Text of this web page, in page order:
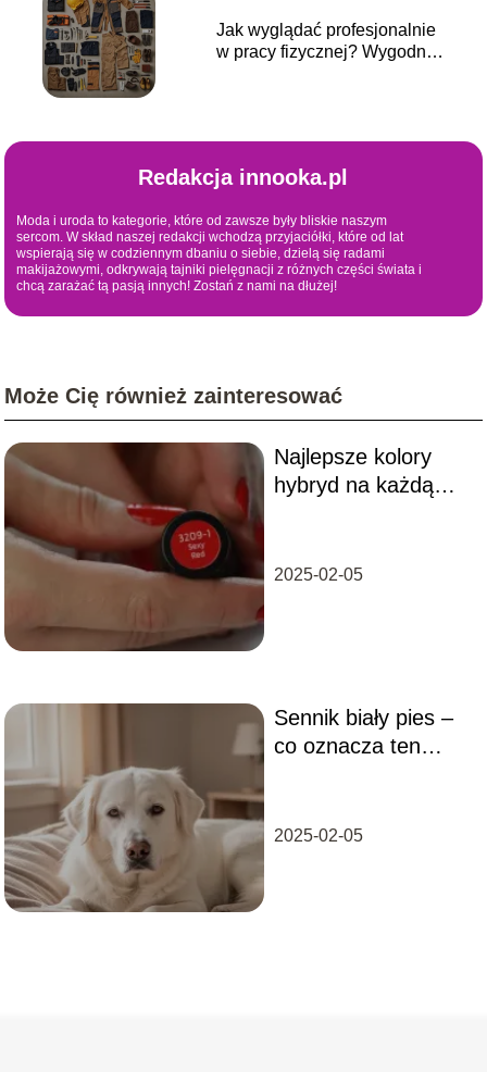
Jak wyglądać profesjonalnie
w pracy fizycznej? Wygodne i
Redakcja innooka.pl
Moda i uroda to kategorie, które od zawsze były bliskie naszym
sercom. W skład naszej redakcji wchodzą przyjaciółki, które od lat
wspierają się w codziennym dbaniu o siebie, dzielą się radami
makijażowymi, odkrywają tajniki pielęgnacji z różnych części świata i
chcą zarażać tą pasją innych! Zostań z nami na dłużej!
Może Cię również zainteresować
Najlepsze kolory
hybryd na każdą
2025-02-05
Sennik biały pies –
co oznacza ten
2025-02-05